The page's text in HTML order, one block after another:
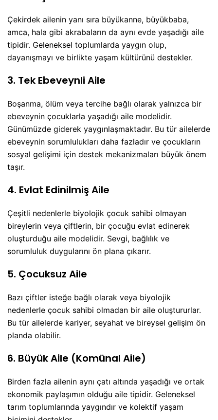
Çekirdek ailenin yanı sıra büyükanne, büyükbaba,
amca, hala gibi akrabaların da aynı evde yaşadığı aile
tipidir. Geleneksel toplumlarda yaygın olup,
dayanışmayı ve birlikte yaşam kültürünü destekler.
3. Tek Ebeveynli Aile
Boşanma, ölüm veya tercihe bağlı olarak yalnızca bir
ebeveynin çocuklarla yaşadığı aile modelidir.
Günümüzde giderek yaygınlaşmaktadır. Bu tür ailelerde
ebeveynin sorumlulukları daha fazladır ve çocukların
sosyal gelişimi için destek mekanizmaları büyük önem
taşır.
4. Evlat Edinilmiş Aile
Çeşitli nedenlerle biyolojik çocuk sahibi olmayan
bireylerin veya çiftlerin, bir çocuğu evlat edinerek
oluşturduğu aile modelidir. Sevgi, bağlılık ve
sorumluluk duygularını ön plana çıkarır.
5. Çocuksuz Aile
Bazı çiftler isteğe bağlı olarak veya biyolojik
nedenlerle çocuk sahibi olmadan bir aile oluştururlar.
Bu tür ailelerde kariyer, seyahat ve bireysel gelişim ön
planda olabilir.
6. Büyük Aile (Komünal Aile)
Birden fazla ailenin aynı çatı altında yaşadığı ve ortak
ekonomik paylaşımın olduğu aile tipidir. Geleneksel
tarım toplumlarında yaygındır ve kolektif yaşam